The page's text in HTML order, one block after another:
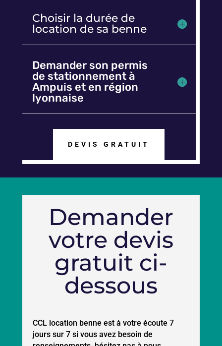
Choisir la durée de
location de sa benne
Demander son permis
de stationnement à
Ampuis et en région
lyonnaise
DEVIS GRATUIT
Demander
votre devis
gratuit ci-
dessous
CCL location benne est à votre écoute 7
jours sur 7 si vous avez besoin de